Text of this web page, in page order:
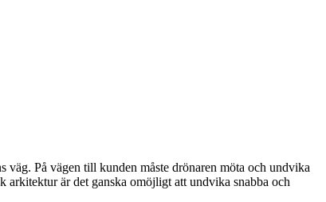
På vägen till kunden måste drönaren möta och undvika
arkitektur är det ganska omöjligt att undvika snabba och